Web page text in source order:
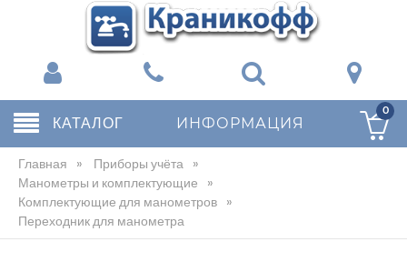
КАТАЛОГ ИНФОРМАЦИЯ
0
Главная » Приборы учёта »
Манометры и комплектующие »
Комплектующие для манометров »
Переходник для манометра